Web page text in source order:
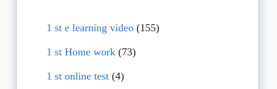
1 st e learning video(155)
1 st Home work(73)
1 st online test(4)